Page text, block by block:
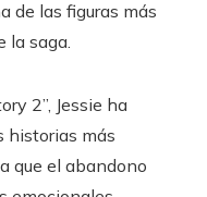
de las figuras más
la saga.
2”, Jessie ha
historias más
que el abandono